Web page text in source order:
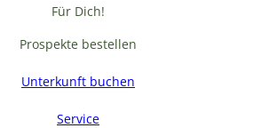
Für Dich!
Prospekte bestellen
Unterkunft buchen
Service